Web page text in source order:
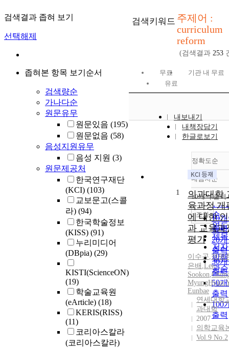
검색결과 좁혀 보기
선택해제
좁혀본 항목 보기순서
검색량순
가나다순
원문유무
원문있음 (195)
원문없음 (58)
음성지원유무
음성 지원 (3)
원문제공처
한국연구재단
(KCI) (103)
교보문고(스콜
라) (94)
한국학술정보
(KISS) (91)
누리미디어
(DBpia) (29)
KISTI(ScienceON)
(19)
학술교육원
(eArticle) (18)
KERIS(RISS)
(11)
코리아스칼라
(코리아스칼라)
검색키워드 주제어 :
curriculum
reform
(검색결과 253
무료
기관 내 무료
유료
내보내기
내책장담기
한글로보기
정확도순
정
순
인
순
연
제
저
발
관순
내림차순
내
10개씩 출력
10
출력
20
출력
30
출력
50
출력
100
출력
조회
1
의과대학
육과정 개
에 대한
과 교육과
평가
이수곤,정명
은배 ,Lee,
Sookon,
MyungHyun,
Eunbae
연세대학
과대학
2007
의학교육
Vol.9 No.2